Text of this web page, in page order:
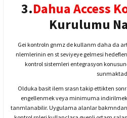
3.Dahua Access
Kurulumu
Gei kontroln gnmz de kullanm daha da
nlemlerinin en st seviyeye gelmesi
kontrol sistemleri entegrasyon
Olduka basit ilem srasn takip ettikten
engellenmek veya minimuma
tanmlanabilir. Uygulama alanlar bakmndan